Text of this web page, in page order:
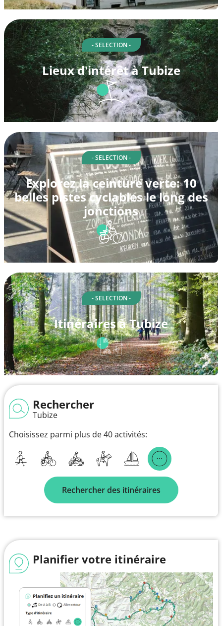
- SELECTION -
Lieux d'intérêt à Tubize
- SELECTION -
Explorez la ceinture verte: 10
belles pistes cyclables le long des
jonctions
- SELECTION -
Itinéraires à Tubize
Rechercher
Tubize
Choisissez parmi plus de 40 activités:
Rechercher des itinéraires
Planifier votre itinéraire